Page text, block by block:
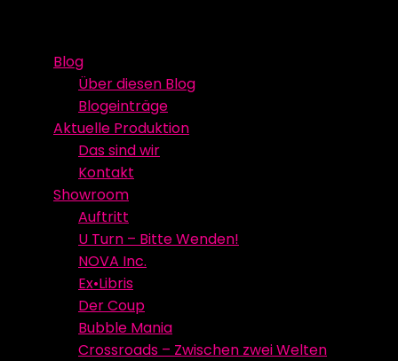
contentBlog
Über diesen Blog
Blogeinträge
Aktuelle Produktion
Das sind wir
Kontakt
Showroom
Auftritt
U Turn – Bitte Wenden!
NOVA Inc.
Ex•Libris
Der Coup
Bubble Mania
Crossroads – Zwischen zwei Welten